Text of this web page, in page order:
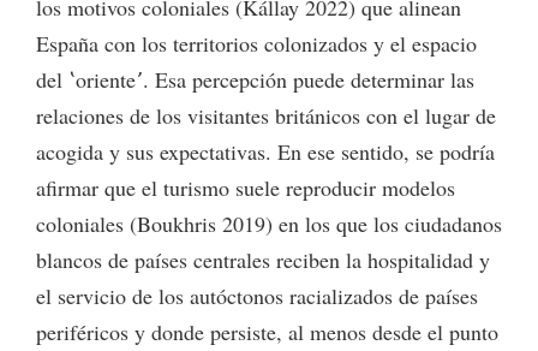
los motivos coloniales (Kállay 2022) que alinean
España con los territorios colonizados y el espacio
del ʽorienteʼ. Esa percepción puede determinar las
relaciones de los visitantes británicos con el lugar de
acogida y sus expectativas. En ese sentido, se podría
afirmar que el turismo suele reproducir modelos
coloniales (Boukhris 2019) en los que los ciudadanos
blancos de países centrales reciben la hospitalidad y
el servicio de los autóctonos racializados de países
periféricos y donde persiste, al menos desde el punto